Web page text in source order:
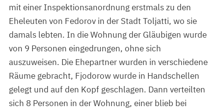
mit einer Inspektionsanordnung erstmals zu den
Eheleuten von Fedorov in der Stadt Toljatti, wo sie
damals lebten. In die Wohnung der Gläubigen wurde
von 9 Personen eingedrungen, ohne sich
auszuweisen. Die Ehepartner wurden in verschiedene
Räume gebracht, Fjodorow wurde in Handschellen
gelegt und auf den Kopf geschlagen. Dann verteilten
sich 8 Personen in der Wohnung, einer blieb bei